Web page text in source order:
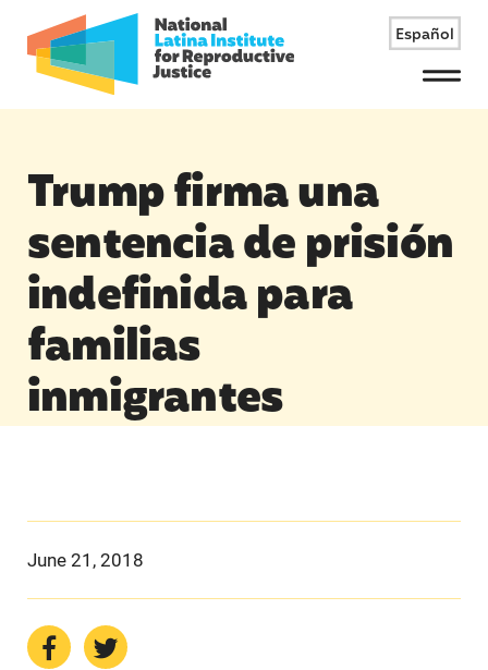
Español
Menu
Trump firma una
sentencia de prisión
indefinida para
familias
inmigrantes
June 21, 2018